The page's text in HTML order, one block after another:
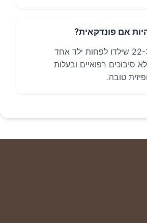
אם פונדקאית?
נשים בגילאי 22-38 שילדו לפחות ילד אחד
סיבוכים רפואיים ובעלות
טובה.